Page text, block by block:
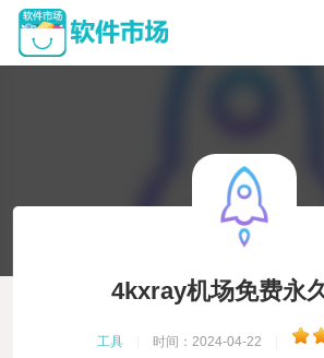
4kxray机场免费永
工具 时间：2024-04-22